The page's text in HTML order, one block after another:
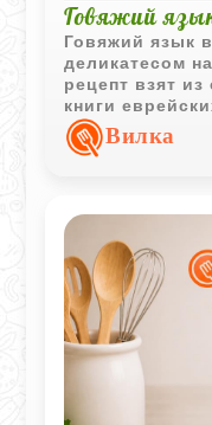
Говяжий
Говяжий язык
деликатесом
рецепт взят
книги
Вилка